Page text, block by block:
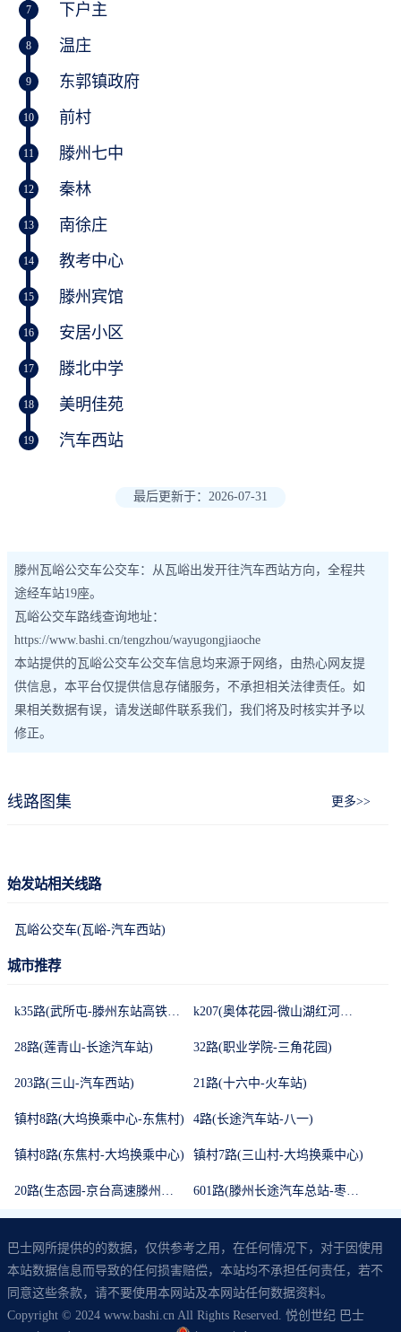
7 下户主
8 温庄
9 东郭镇政府
10 前村
11 滕州七中
12 秦林
13 南徐庄
14 教考中心
15 滕州宾馆
16 安居小区
17 滕北中学
18 美明佳苑
19 汽车西站
最后更新于：2026-07-31
滕州瓦峪公交车公交车：从瓦峪出发开往汽车西站方向，全程共
途经车站19座。
瓦峪公交车路线查询地址：
https://www.bashi.cn/tengzhou/wayugongjiaoche
本站提供的瓦峪公交车公交车信息均来源于网络，由热心网友提
供信息，本平台仅提供信息存储服务，不承担相关法律责任。如
果相关数据有误，请发送邮件联系我们，我们将及时核实并予以
修正。
线路图集 更多>>
始发站相关线路
瓦峪公交车(瓦峪-汽车西站)
城市推荐
k35路(武所屯-滕州东站高铁换乘中心) k207(奥体花园-微山湖红河湿地景区)
28路(莲青山-长途汽车站) 32路(职业学院-三角花园)
203路(三山-汽车西站) 21路(十六中-火车站)
镇村8路(大坞换乘中心-东焦村) 4路(长途汽车站-八一)
镇村8路(东焦村-大坞换乘中心) 镇村7路(三山村-大坞换乘中心)
20路(生态园-京台高速滕州北出口) 601路(滕州长途汽车总站-枣庄汽车总站)
巴士网所提供的的数据，仅供参考之用，在任何情况下，对于因使用
本站数据信息而导致的任何损害赔偿，本站均不承担任何责任，若不
同意这些条款，请不要使用本网站及本网站任何数据资料。
Copyright © 2024 www.bashi.cn All Rights Reserved. 悦创世纪 巴士